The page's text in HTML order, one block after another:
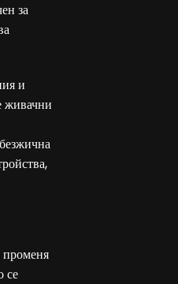
за
и
живачни
променя
се